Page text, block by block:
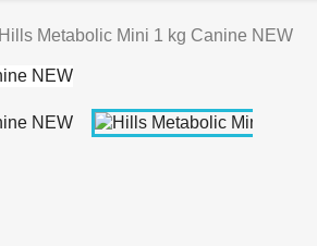
Hills Metabolic Mini 1 kg Canine NEW